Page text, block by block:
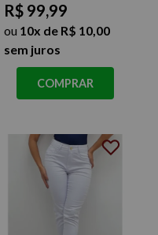
R$ 99,99
ou 10x de R$ 10,00
sem juros
COMPRAR